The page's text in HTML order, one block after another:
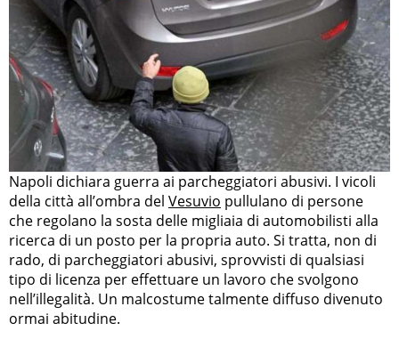
Napoli dichiara guerra ai parcheggiatori abusivi. I vicoli
della città all’ombra del Vesuvio pullulano di persone
che regolano la sosta delle migliaia di automobilisti alla
ricerca di un posto per la propria auto. Si tratta, non di
rado, di parcheggiatori abusivi, sprovvisti di qualsiasi
tipo di licenza per effettuare un lavoro che svolgono
nell’illegalità. Un malcostume talmente diffuso divenuto
ormai abitudine.